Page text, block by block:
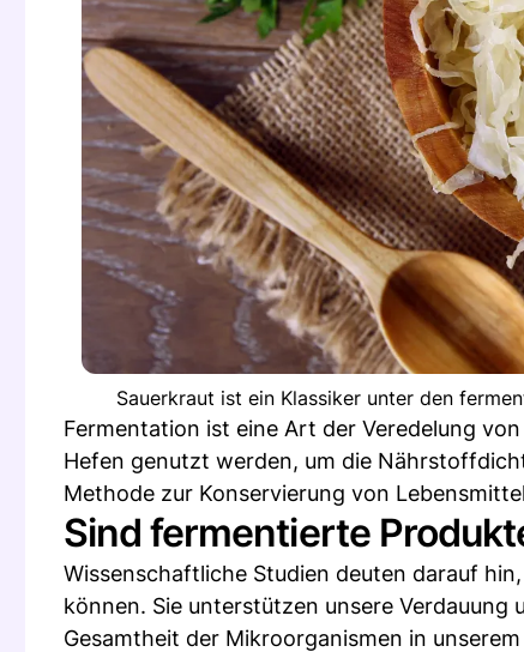
Sauerkraut ist ein Klassiker unter den
Fermentation ist eine Art der Veredelung
Hefen genutzt werden, um die
Methode zur Konservierung von
Sind fermentierte
Wissenschaftliche Studien deuten darauf
können. Sie unterstützen unsere
Gesamtheit der Mikroorganismen in